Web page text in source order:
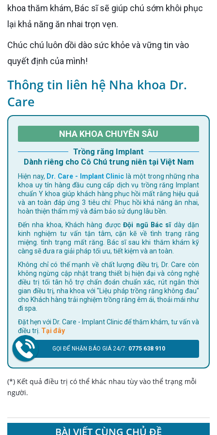
khoa thăm khám, Bác sĩ sẽ giúp chú sớm khôi phục
lại khả năng ăn nhai trọn vẹn.
Chúc chú luôn dồi dào sức khỏe và vững tin vào
quyết định của mình!
Thông tin liên hệ Nha khoa Dr.
Care
NHA KHOA CHUYÊN SÂU
Trồng răng Implant
Dành riêng cho Cô Chú trung niên tại Việt Nam
Hiện nay, Dr. Care - Implant Clinic là một trong những nha
khoa uy tín hàng đầu cung cấp dịch vụ trồng răng Implant
chuẩn Y khoa giúp khách hàng phục hồi mất răng hiệu quả
và an toàn đáp ứng 3 tiêu chí: Phục hồi khả năng ăn nhai,
hoàn thiện thẩm mỹ và đảm bảo sử dụng lâu bền.
Đến nha khoa, Khách hàng đượcĐội ngũ Bác sĩdày dặn
kinh nghiệm tư vấn tận tâm, cặn kẽ về tình trạng răng
miệng. tình trạng mất răng. Bác sĩ sau khi thăm khám kỹ
càng sẽ đưa ra giải pháp tối ưu, tiết kiệm và an toàn.
Không chỉ có thế mạnh về chất lượng điều trị, Dr. Care còn
không ngừng cập nhật trang thiết bị hiện đại và công nghệ
điều trị tối tân hỗ trợ chẩn đoán chuẩn xác, rút ngắn thời
gian điều trị, nha khoa với "Liệu pháp trồng răng không đau"
cho Khách hàng trải nghiệm trồng răng êm ái, thoải mái như
đi spa.
Đặt hẹn với Dr. Care - Implant Clinic để thăm khám, tư vấn và
điều trị. Tại đây
GỌI ĐỂ NHẬN BÁO GIÁ 24/7: 0775 638 910
(*) Kết quả điều trị có thể khác nhau tùy vào thể trạng mỗi
người.
BÀI VIẾT CÙNG CHỦ ĐỀ